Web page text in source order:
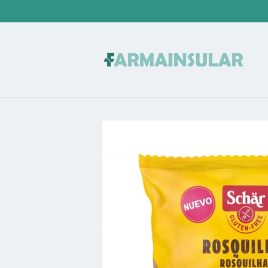
al contenido
directamente
del producto